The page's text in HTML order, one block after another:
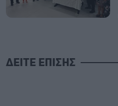
ΔΕΙΤΕ ΕΠΙΣΗΣ